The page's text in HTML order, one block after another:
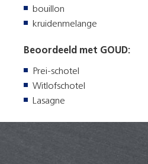
bouillon
kruidenmelange
Beoordeeld met GOUD:
Prei-schotel
Witlofschotel
Lasagne